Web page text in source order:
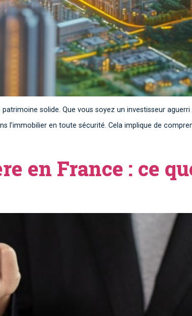
solide. Que vous soyez un investisseur aguerri
l’immobilier en toute sécurité. Cela implique de
en France : ce